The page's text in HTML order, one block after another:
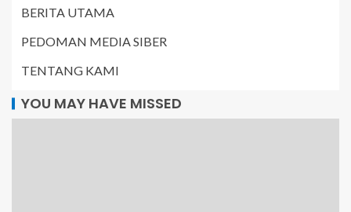
BERITA UTAMA
PEDOMAN MEDIA SIBER
TENTANG KAMI
YOU MAY HAVE MISSED